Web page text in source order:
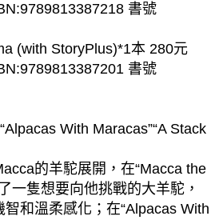
書號
(with StoryPlus)*1本 280元
書號
With Maracas”“A Stack
的羊駝展開，在“Macca the
一隻想要向他挑戰的大羊駝，
和溫柔感化；在“Alpacas With